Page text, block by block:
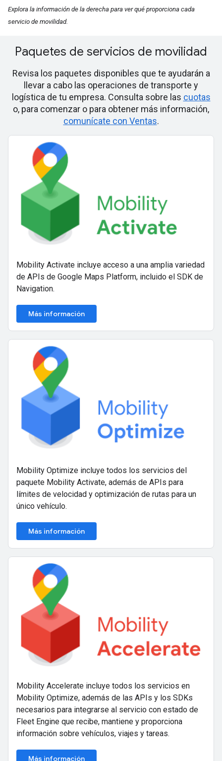
Explora la información de la derecha para ver qué proporciona cada
servicio de movilidad.
Paquetes de servicios de movilidad
Revisa los paquetes disponibles que te ayudarán a
llevar a cabo las operaciones de transporte y
logística de tu empresa. Consulta sobre las cuotas
o, para comenzar o para obtener más información,
comunícate con Ventas.
Mobility Activate incluye acceso a una amplia variedad
de APIs de Google Maps Platform, incluido el SDK de
Navigation.
Más información
Mobility Optimize incluye todos los servicios del
paquete Mobility Activate, además de APIs para
límites de velocidad y optimización de rutas para un
único vehículo.
Más información
Mobility Accelerate incluye todos los servicios en
Mobility Optimize, además de las APIs y los SDKs
necesarios para integrarse al servicio con estado de
Fleet Engine que recibe, mantiene y proporciona
información sobre vehículos, viajes y tareas.
Más información